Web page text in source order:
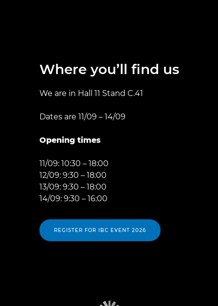
Where you’ll find us
We are in Hall 11 Stand C.41
Dates are 11/09 – 14/09
Opening times
11/09: 10:30 – 18:00
12/09: 9:30 – 18:00
13/09: 9:30 – 18:00
14/09: 9:30 – 16:00
REGISTER FOR IBC EVENT 2026